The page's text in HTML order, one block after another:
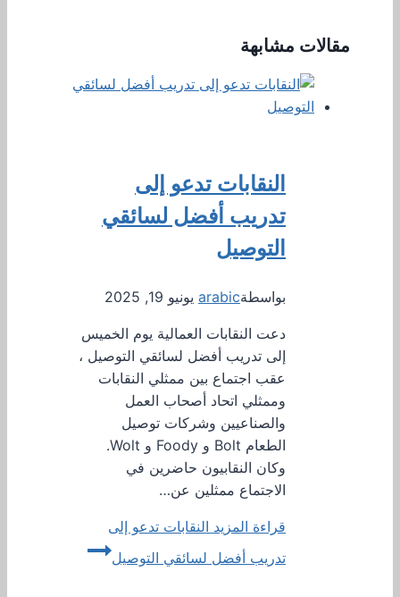
مقالات مشابهة
النقابات تدعو إلى
تدريب أفضل لسائقي
التوصيل
بواسطةarabic يونيو 19, 2025
دعت النقابات العمالية يوم الخميس
إلى تدريب أفضل لسائقي التوصيل ،
عقب اجتماع بين ممثلي النقابات
وممثلي اتحاد أصحاب العمل
والصناعيين وشركات توصيل
الطعام Bolt و Foody و Wolt.
وكان النقابيون حاضرين في
الاجتماع ممثلين عن…
قراءة المزيد النقابات تدعو إلى
تدريب أفضل لسائقي التوصيل